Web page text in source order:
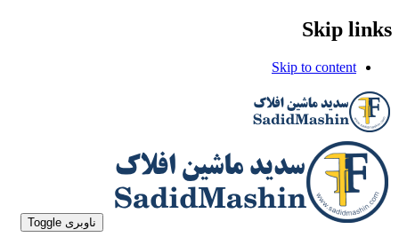
Skip links
Skip to content
ناوبری Toggle